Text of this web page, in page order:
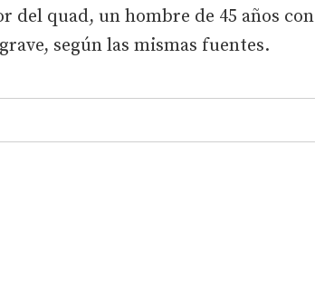
del quad, un hombre de 45 años con
según las mismas fuentes.